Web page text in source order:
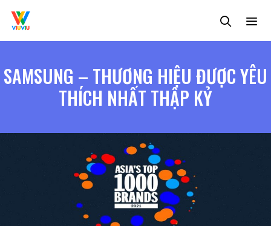
đến
nội
MENU
SAMSUNG – THƯƠNG HIỆU ĐƯỢC YÊU
THÍCH NHẤT THẬP KỶ